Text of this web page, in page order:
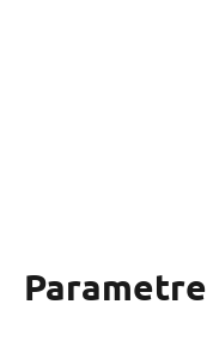
Parametre